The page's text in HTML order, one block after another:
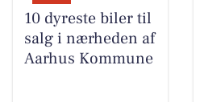
10 dyreste biler til
salg i nærheden af
Aarhus Kommune